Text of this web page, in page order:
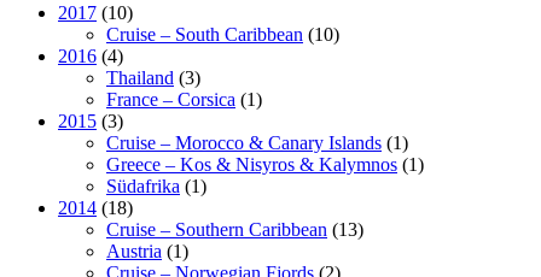
2017 (10)
Cruise – South Caribbean (10)
2016 (4)
Thailand (3)
France – Corsica (1)
2015 (3)
Cruise – Morocco & Canary Islands (1)
Greece – Kos & Nisyros & Kalymnos (1)
Südafrika (1)
2014 (18)
Cruise – Southern Caribbean (13)
Austria (1)
Cruise – Norwegian Fjords (2)